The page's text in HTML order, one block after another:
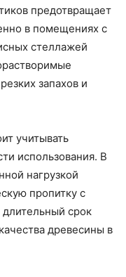
предотвращает
в помещениях с
стеллажей
запахов и
учитывать
использования. В
нагрузкой
пропитку с
срок
древесины в